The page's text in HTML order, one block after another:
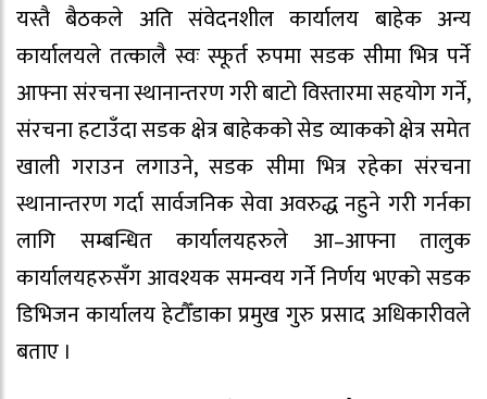
यस्तै बैठकले अति संवेदनशील कार्यालय बाहेक अन्य
कार्यालयले तत्कालै स्वः स्फूर्त रुपमा सडक सीमा भित्र पर्ने
आफ्ना संरचना स्थानान्तरण गरी बाटो विस्तारमा सहयोग गर्ने,
संरचना हटाउँदा सडक क्षेत्र बाहेकको सेड व्याकको क्षेत्र समेत
खाली गराउन लगाउने, सडक सीमा भित्र रहेका संरचना
स्थानान्तरण गर्दा सार्वजनिक सेवा अवरुद्ध नहुने गरी गर्नका
लागि सम्बन्धित कार्यालयहरुले आ–आफ्ना तालुक
कार्यालयहरुसँग आवश्यक समन्वय गर्ने निर्णय भएको सडक
डिभिजन कार्यालय हेटौँडाका प्रमुख गुरु प्रसाद अधिकारीवले
बताए ।